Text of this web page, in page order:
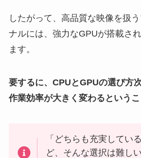
したがって、高品質な映像を扱
ナルには、強力なGPUが搭載さ
ます。
要するに、CPUとGPUの選び方
作業効率が大きく変わるというこ
「どちらも充実してい
ど、そんな選択は難し